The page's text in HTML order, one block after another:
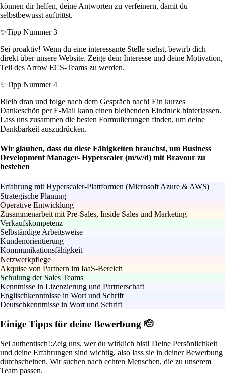
können dir helfen, deine Antworten zu verfeinern, damit du
selbstbewusst auftrittst.
✨Tipp Nummer 3
Sei proaktiv! Wenn du eine interessante Stelle siehst, bewirb dich
direkt über unsere Website. Zeige dein Interesse und deine Motivation,
Teil des Arrow ECS-Teams zu werden.
✨Tipp Nummer 4
Bleib dran und folge nach dem Gespräch nach! Ein kurzes
Dankeschön per E-Mail kann einen bleibenden Eindruck hinterlassen.
Lass uns zusammen die besten Formulierungen finden, um deine
Dankbarkeit auszudrücken.
Wir glauben, dass du diese Fähigkeiten brauchst, um Business
Development Manager- Hyperscaler (m/w/d) mit Bravour zu
bestehen
Erfahrung mit Hyperscaler-Plattformen (Microsoft Azure & AWS)
Strategische Planung
Operative Entwicklung
Zusammenarbeit mit Pre-Sales, Inside Sales und Marketing
Verkaufskompetenz
Selbständige Arbeitsweise
Kundenorientierung
Kommunikationsfähigkeit
Netzwerkpflege
Akquise von Partnern im IaaS-Bereich
Schulung der Sales Teams
Kenntnisse in Lizenzierung und Partnerschaft
Englischkenntnisse in Wort und Schrift
Deutschkenntnisse in Wort und Schrift
Einige Tipps für deine Bewerbung 🫡
Sei authentisch!:Zeig uns, wer du wirklich bist! Deine Persönlichkeit
und deine Erfahrungen sind wichtig, also lass sie in deiner Bewerbung
durchscheinen. Wir suchen nach echten Menschen, die zu unserem
Team passen.